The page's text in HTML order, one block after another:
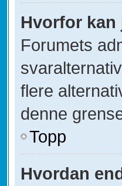
Hvorfor
Forumets
flere
denne
Topp
Hvordan